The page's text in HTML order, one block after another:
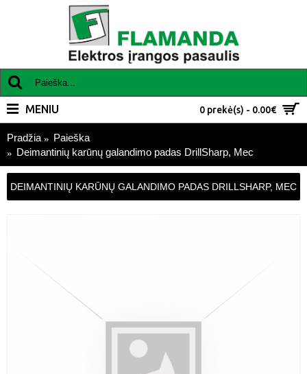
0 prekė(s) - 0.00€
MENIU
Pradžia
Paieška
Deimantinių karūnų galandimo padas DrillSharp, Mec
DEIMANTINIŲ KARŪNŲ GALANDIMO PADAS DRILLSHARP, MEC